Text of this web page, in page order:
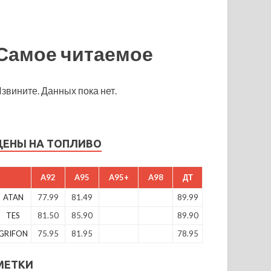
читаемое
Данных пока нет.
НА ТОПЛИВО
A92 A95 A95+ A98 ДТ
ATAN 77.99 81.49
89.99
TES
81.50 85.90
89.90
75.95 81.95 78.95